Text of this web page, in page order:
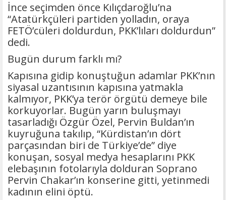
İnce seçimden önce Kılıçdaroğlu’na
“Atatürkçüleri partiden yolladın, oraya
FETÖ’cüleri doldurdun, PKK’lıları doldurdun”
dedi.
Bugün durum farklı mı?
Kapısına gidip konuştuğun adamlar PKK’nın
siyasal uzantısının kapısına yatmakla
kalmıyor, PKK’ya terör örgütü demeye bile
korkuyorlar. Bugün yarın buluşmayı
tasarladığı Özgür Özel, Pervin Buldan’ın
kuyruğuna takılıp, “Kürdistan’ın dört
parçasından biri de Türkiye’de” diye
konuşan, sosyal medya hesaplarını PKK
elebaşının fotolarıyla dolduran Soprano
Pervin Chakar’ın konserine gitti, yetinmedi
kadının elini öptü.